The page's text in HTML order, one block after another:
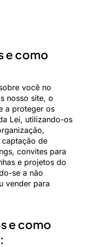
e como
você no
nosso site, o
a proteger os
Lei, utilizando-os
de
convites para
e projetos do
se a não
vender para
e como